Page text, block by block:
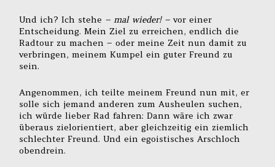
Und ich? Ich stehe – mal wieder! – vor einer
Entscheidung. Mein Ziel zu erreichen, endlich die
Radtour zu machen – oder meine Zeit nun damit zu
verbringen, meinem Kumpel ein guter Freund zu
sein.
Angenommen, ich teilte meinem Freund nun mit, er
solle sich jemand anderen zum Ausheulen suchen,
ich würde lieber Rad fahren: Dann wäre ich zwar
überaus zielorientiert, aber gleichzeitig ein ziemlich
schlechter Freund. Und ein egoistisches Arschloch
obendrein.